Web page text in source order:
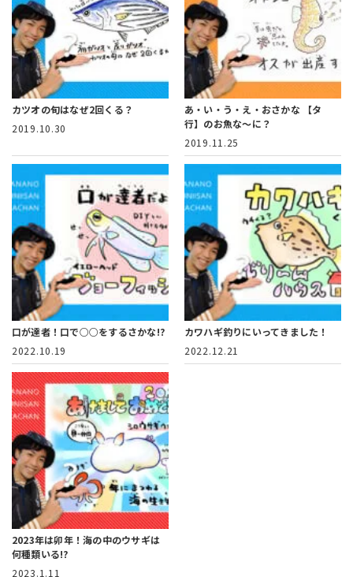
カツオの旬はなぜ2回くる？
2019.10.30
あ・い・う・え・おさかな
【タ
行】のお魚な～に？
2019.11.25
口が達者！口で○○をするさかな!?
2022.10.19
カワハギ釣りにいってきました！
2022.12.21
2023年は卯年！海の中のウサギは
何種類いる!?
2023.1.11